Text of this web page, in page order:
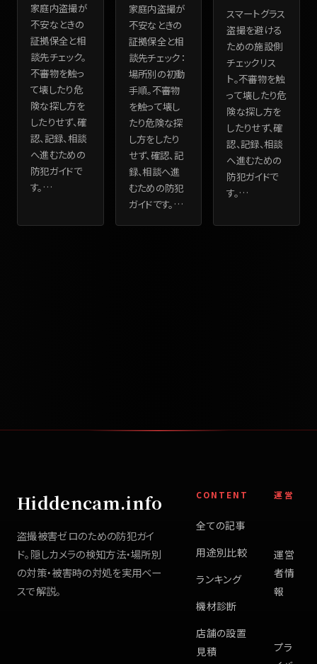
家庭内盗撮が
不安なときの
証拠保全と相
談先チェック。
不審物を触っ
て壊したり危
険な探し方を
したりせず、確
認、記録、相談
へ進むための
防犯ガイドで
す。 …
家庭内盗撮が
不安なときの
証拠保全と相
談先チェック：
場所別の初動
手順。不審物
を触って壊し
たり危険な探
し方をしたり
せず、確認、記
録、相談へ進
むための防犯
ガイドです。 …
スマートグラス
盗撮を避ける
ための施設側
チェックリス
ト。不審物を触
って壊したり危
険な探し方を
したりせず、確
認、記録、相談
へ進むための
防犯ガイドで
す。…
Hiddencam.info
盗撮被害ゼロのための防犯ガイ
ド。隠しカメラの検知方法・場所別
の対策・被害時の対処を実用ベー
スで解説。
CONTENT
全ての記事
用途別比較
ランキング
機材診断
店舗の設置
見積
運営
運営
者情
報
プラ